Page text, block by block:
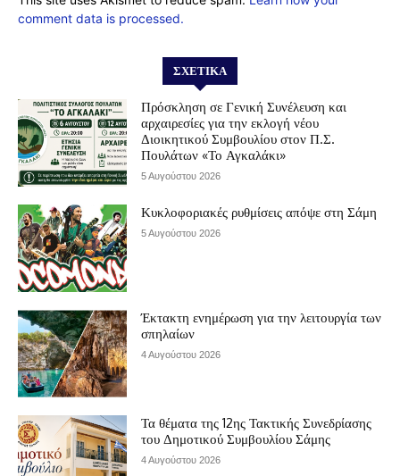
comment data is processed.
ΣΧΕΤΙΚΆ
Πρόσκληση σε Γενική Συνέλευση και
αρχαιρεσίες για την εκλογή νέου
Διοικητικού Συμβουλίου στον Π.Σ.
Πουλάτων «Το Αγκαλάκι»
5 Αυγούστου 2026
Κυκλοφοριακές ρυθμίσεις απόψε στη Σάμη
5 Αυγούστου 2026
Έκτακτη ενημέρωση για την λειτουργία των
σπηλαίων
4 Αυγούστου 2026
Τα θέματα της 12ης Τακτικής Συνεδρίασης
του Δημοτικού Συμβουλίου Σάμης
4 Αυγούστου 2026